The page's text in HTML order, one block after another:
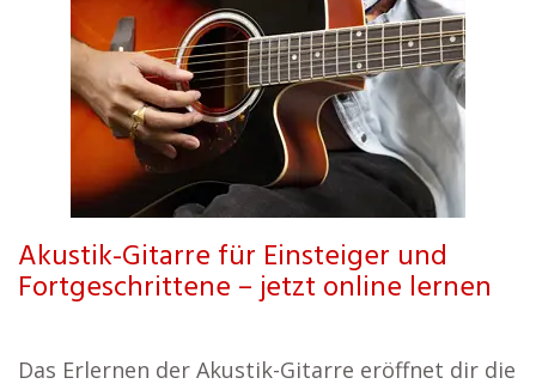
Akustik-Gitarre für Einsteiger und
Fortgeschrittene – jetzt online lernen
Das Erlernen der Akustik-Gitarre eröffnet dir die